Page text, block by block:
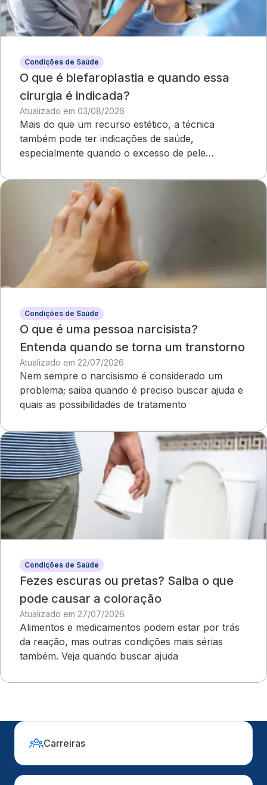
Condições de Saúde
O que é blefaroplastia e quando essa
cirurgia é indicada?
Atualizado em 03/08/2026
Mais do que um recurso estético, a técnica
também pode ter indicações de saúde,
especialmente quando o excesso de pele
Condições de Saúde
O que é uma pessoa narcisista?
Entenda quando se torna um transtorno
Atualizado em 22/07/2026
Nem sempre o narcisismo é considerado um
problema; saiba quando é preciso buscar ajuda e
quais as possibilidades de tratamento
Condições de Saúde
Fezes escuras ou pretas? Saiba o que
pode causar a coloração
Atualizado em 27/07/2026
Alimentos e medicamentos podem estar por trás
da reação, mas outras condições mais sérias
também. Veja quando buscar ajuda
Carreiras